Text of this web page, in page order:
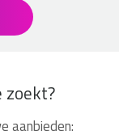
zoekt?
aanbieden: